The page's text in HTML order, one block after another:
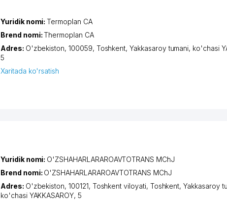
Yuridik nomi:Termoplan CA
Brend nomi:Thermoplan CA
Adres: O'zbekiston, 100059, Toshkent,Yakkasaroy tumani, ko'chasi
5
Xaritada ko'rsatish
Yuridik nomi: O'ZSHAHARLARAROAVTOTRANS MChJ
Brend nomi: O'ZSHAHARLARAROAVTOTRANS MChJ
Adres: O'zbekiston, 100121, Toshkent viloyati, Toshkent,Yakkasaroy
ko'chasi YAKKASAROY, 5